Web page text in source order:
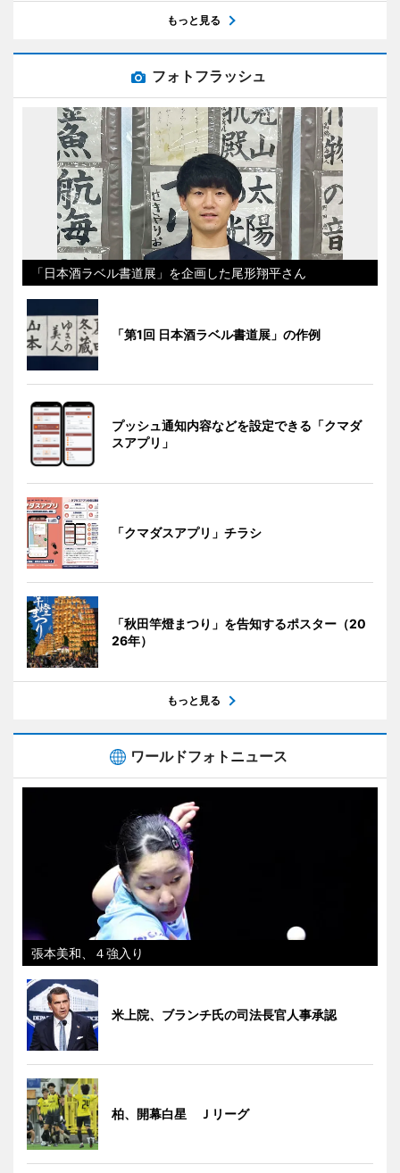
もっと見る
フォトフラッシュ
「日本酒ラベル書道展」を企画した尾形翔平さん
「第1回 日本酒ラベル書道展」の作例
プッシュ通知内容などを設定できる「クマダ
スアプリ」
「クマダスアプリ」チラシ
「秋田竿燈まつり」を告知するポスター（20
26年）
もっと見る
ワールドフォトニュース
張本美和、４強入り
米上院、ブランチ氏の司法長官人事承認
柏、開幕白星 Ｊリーグ